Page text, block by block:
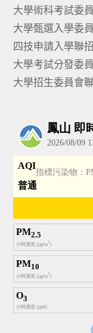
大學術科考試委
大學甄選入學委
四技申請入學聯
大學考試分發委
大學招生委員會